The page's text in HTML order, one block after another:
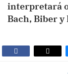
interpretará
Bach, Biber y